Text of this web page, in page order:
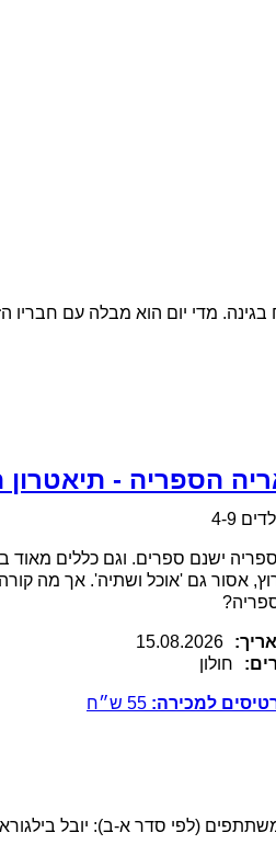
בגינה. מדי יום הוא מבלה עם
הספריה -
4-9
ישנם ספרים. וגם כללים מאוד
אסור גם 'אוכל ושתיה'. אך מה
15.08.2026
חולון
למכירה: 55 ש״ח
(לפי סדר א-ב): יובל